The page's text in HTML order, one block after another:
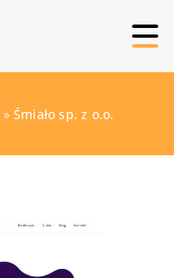
»Śmiało sp. z o.o.